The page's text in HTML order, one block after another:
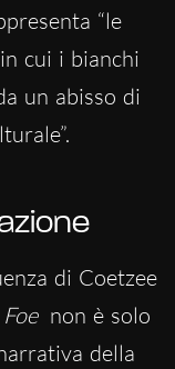
“le
cui i bianchi
un abisso di
di Coetzee
Foe non è solo
della